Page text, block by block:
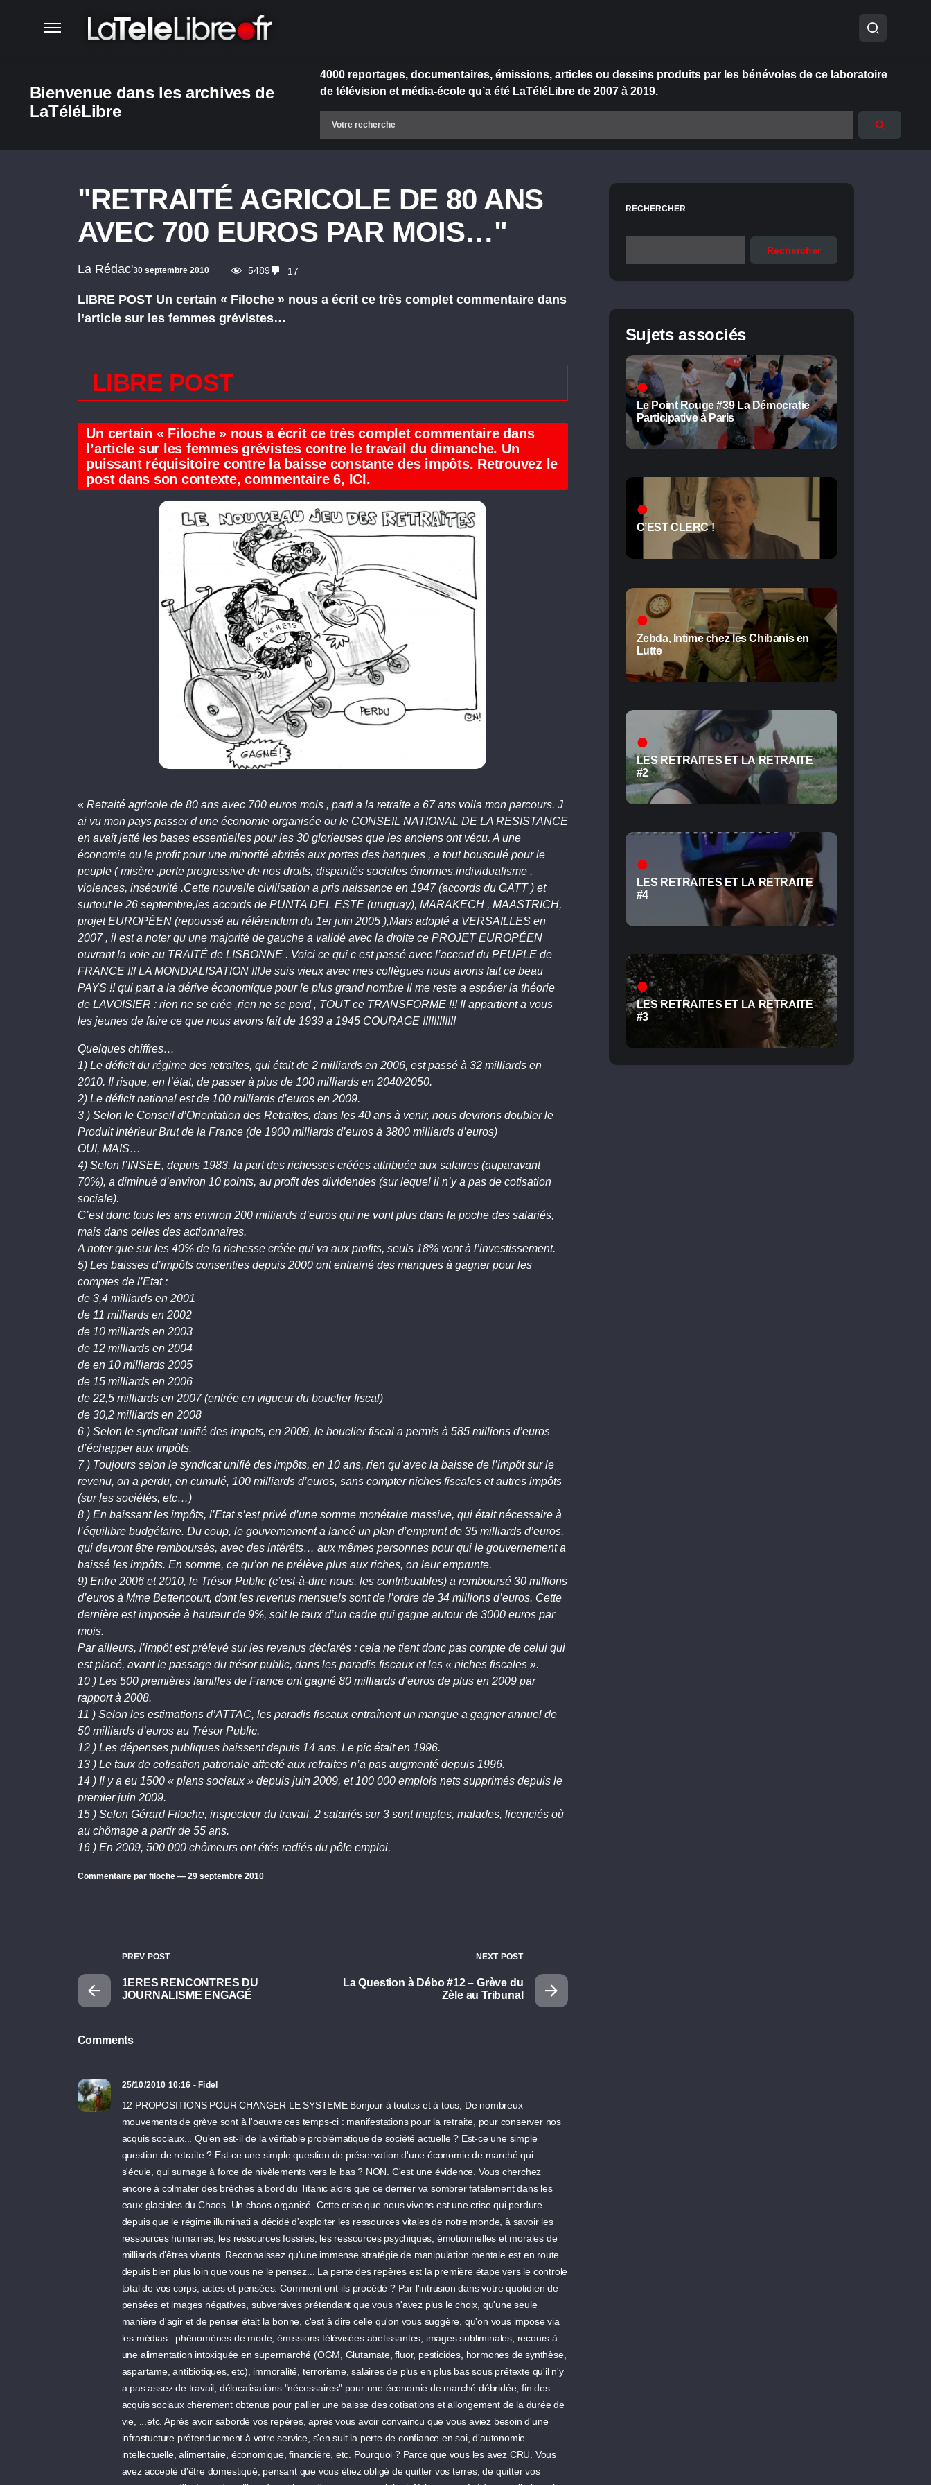
Bienvenue dans les archives de
LaTéléLibre
4000 reportages, documentaires, émissions, articles ou dessins produits par les bénévoles de ce laboratoire
de télévision et média-école qu’a été LaTéléLibre de 2007 à 2019.
"RETRAITÉ AGRICOLE DE 80 ANS
AVEC 700 EUROS PAR MOIS…"
La Rédac'30 septembre 2010 5489 17
LIBRE POST Un certain « Filoche » nous a écrit ce très complet commentaire dans
l’article sur les femmes grévistes…
LIBRE POST
Un certain « Filoche » nous a écrit ce très complet commentaire dans
l’article sur les femmes grévistes contre le travail du dimanche. Un
puissant réquisitoire contre la baisse constante des impôts. Retrouvez le
post dans son contexte, commentaire 6, ICI.
« Retraité agricole de 80 ans avec 700 euros mois , parti a la retraite a 67 ans voila mon parcours. J
ai vu mon pays passer d une économie organisée ou le CONSEIL NATIONAL DE LA RESISTANCE
en avait jetté les bases essentielles pour les 30 glorieuses que les anciens ont vécu. A une
économie ou le profit pour une minorité abrités aux portes des banques , a tout bousculé pour le
peuple ( misère ,perte progressive de nos droits, disparités sociales énormes,individualisme ,
violences, insécurité .Cette nouvelle civilisation a pris naissance en 1947 (accords du GATT ) et
surtout le 26 septembre,les accords de PUNTA DEL ESTE (uruguay), MARAKECH , MAASTRICH,
projet EUROPÉEN (repoussé au référendum du 1er juin 2005 ),Mais adopté a VERSAILLES en
2007 , il est a noter qu une majorité de gauche a validé avec la droite ce PROJET EUROPÉEN
ouvrant la voie au TRAITÉ de LISBONNE . Voici ce qui c est passé avec l’accord du PEUPLE de
FRANCE !!! LA MONDIALISATION !!!Je suis vieux avec mes collègues nous avons fait ce beau
PAYS !! qui part a la dérive économique pour le plus grand nombre Il me reste a espérer la théorie
de LAVOISIER : rien ne se crée ,rien ne se perd , TOUT ce TRANSFORME !!! Il appartient a vous
les jeunes de faire ce que nous avons fait de 1939 a 1945 COURAGE !!!!!!!!!!!!
Quelques chiffres…
1) Le déficit du régime des retraites, qui était de 2 milliards en 2006, est passé à 32 milliards en
2010. Il risque, en l’état, de passer à plus de 100 milliards en 2040/2050.
2) Le déficit national est de 100 milliards d’euros en 2009.
3 ) Selon le Conseil d’Orientation des Retraites, dans les 40 ans à venir, nous devrions doubler le
Produit Intérieur Brut de la France (de 1900 milliards d’euros à 3800 milliards d’euros)
OUI, MAIS…
4) Selon l’INSEE, depuis 1983, la part des richesses créées attribuée aux salaires (auparavant
70%), a diminué d’environ 10 points, au profit des dividendes (sur lequel il n’y a pas de cotisation
sociale).
C’est donc tous les ans environ 200 milliards d’euros qui ne vont plus dans la poche des salariés,
mais dans celles des actionnaires.
A noter que sur les 40% de la richesse créée qui va aux profits, seuls 18% vont à l’investissement.
5) Les baisses d’impôts consenties depuis 2000 ont entrainé des manques à gagner pour les
comptes de l’Etat :
de 3,4 milliards en 2001
de 11 milliards en 2002
de 10 milliards en 2003
de 12 milliards en 2004
de en 10 milliards 2005
de 15 milliards en 2006
de 22,5 milliards en 2007 (entrée en vigueur du bouclier fiscal)
de 30,2 milliards en 2008
6 ) Selon le syndicat unifié des impots, en 2009, le bouclier fiscal a permis à 585 millions d’euros
d’échapper aux impôts.
7 ) Toujours selon le syndicat unifié des impôts, en 10 ans, rien qu’avec la baisse de l’impôt sur le
revenu, on a perdu, en cumulé, 100 milliards d’euros, sans compter niches fiscales et autres impôts
(sur les sociétés, etc…)
8 ) En baissant les impôts, l’Etat s’est privé d’une somme monétaire massive, qui était nécessaire à
l’équilibre budgétaire. Du coup, le gouvernement a lancé un plan d’emprunt de 35 milliards d’euros,
qui devront être remboursés, avec des intérêts… aux mêmes personnes pour qui le gouvernement a
baissé les impôts. En somme, ce qu’on ne prélève plus aux riches, on leur emprunte.
9) Entre 2006 et 2010, le Trésor Public (c’est-à-dire nous, les contribuables) a remboursé 30 millions
d’euros à Mme Bettencourt, dont les revenus mensuels sont de l’ordre de 34 millions d’euros. Cette
dernière est imposée à hauteur de 9%, soit le taux d’un cadre qui gagne autour de 3000 euros par
mois.
Par ailleurs, l’impôt est prélevé sur les revenus déclarés : cela ne tient donc pas compte de celui qui
est placé, avant le passage du trésor public, dans les paradis fiscaux et les « niches fiscales ».
10 ) Les 500 premières familles de France ont gagné 80 milliards d’euros de plus en 2009 par
rapport à 2008.
11 ) Selon les estimations d’ATTAC, les paradis fiscaux entraînent un manque a gagner annuel de
50 milliards d’euros au Trésor Public.
12 ) Les dépenses publiques baissent depuis 14 ans. Le pic était en 1996.
13 ) Le taux de cotisation patronale affecté aux retraites n’a pas augmenté depuis 1996.
14 ) Il y a eu 1500 « plans sociaux » depuis juin 2009, et 100 000 emplois nets supprimés depuis le
premier juin 2009.
15 ) Selon Gérard Filoche, inspecteur du travail, 2 salariés sur 3 sont inaptes, malades, licenciés où
au chômage a partir de 55 ans.
16 ) En 2009, 500 000 chômeurs ont étés radiés du pôle emploi.
Commentaire par filoche — 29 septembre 2010
PREV POST
1ÈRES RENCONTRES DU
JOURNALISME ENGAGÉ
NEXT POST
La Question à Débo #12 – Grève du
Zèle au Tribunal
Comments
25/10/2010 10:16 - Fidel
12 PROPOSITIONS POUR CHANGER LE SYSTEME Bonjour à toutes et à tous, De nombreux
mouvements de grève sont à l'oeuvre ces temps-ci : manifestations pour la retraite, pour conserver nos
acquis sociaux... Qu'en est-il de la véritable problématique de société actuelle ? Est-ce une simple
question de retraite ? Est-ce une simple question de préservation d'une économie de marché qui
s'écule, qui surnage à force de nivèlements vers le bas ? NON. C'est une évidence. Vous cherchez
encore à colmater des brèches à bord du Titanic alors que ce dernier va sombrer fatalement dans les
eaux glaciales du Chaos. Un chaos organisé. Cette crise que nous vivons est une crise qui perdure
depuis que le régime illuminati a décidé d'exploiter les ressources vitales de notre monde, à savoir les
ressources humaines, les ressources fossiles, les ressources psychiques, émotionnelles et morales de
milliards d'êtres vivants. Reconnaissez qu'une immense stratégie de manipulation mentale est en route
depuis bien plus loin que vous ne le pensez... La perte des repères est la première étape vers le controle
total de vos corps, actes et pensées. Comment ont-ils procédé ? Par l'intrusion dans votre quotidien de
pensées et images négatives, subversives prétendant que vous n'avez plus le choix, qu'une seule
manière d'agir et de penser était la bonne, c'est à dire celle qu'on vous suggère, qu'on vous impose via
les médias : phénomènes de mode, émissions télévisées abetissantes, images subliminales, recours à
une alimentation intoxiquée en supermarché (OGM, Glutamate, fluor, pesticides, hormones de synthèse,
aspartame, antibiotiques, etc), immoralité, terrorisme, salaires de plus en plus bas sous prétexte qu'il n'y
a pas assez de travail, délocalisations "nécessaires" pour une économie de marché débridée, fin des
acquis sociaux chèrement obtenus pour pallier une baisse des cotisations et allongement de la durée de
vie, ...etc. Après avoir sabordé vos repères, après vous avoir convaincu que vous aviez besoin d'une
infrastucture prétenduement à votre service, s'en suit la perte de confiance en soi, d'autonomie
intellectuelle, alimentaire, économique, financière, etc. Pourquoi ? Parce que vous les avez CRU. Vous
avez accepté d'être domestiqué, pensant que vous étiez obligé de quitter vos terres, de quitter vos
RECHERCHER
Rechercher
Sujets associés
Le Point Rouge #39 La Démocratie
Participative à Paris
C’EST CLERC !
Zebda, Intime chez les Chibanis en
Lutte
LES RETRAITES ET LA RETRAITE
#2
LES RETRAITES ET LA RETRAITE
#4
LES RETRAITES ET LA RETRAITE
#3